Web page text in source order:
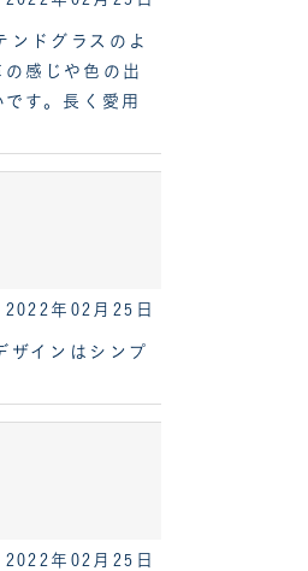
ンドグラスのよ
感じや色の出
す。長く愛用
2022年02月25日
ザインはシンプ
2022年02月25日